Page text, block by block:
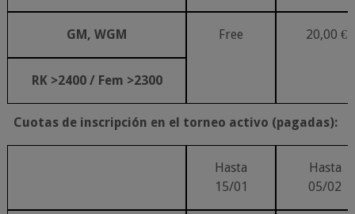
GM, WGM Free 20,00 €
RK >2400 / Fem >2300
Cuotas de inscripción en el torneo activo (pagadas):
Hasta
15/01
Hasta
05/02